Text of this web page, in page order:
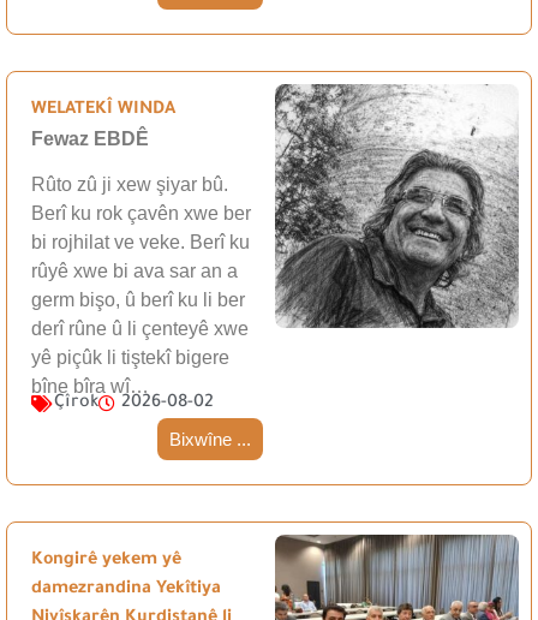
WELATEKÎ WINDA
Fewaz EBDÊ
Rûto zû ji xew şiyar bû.
Berî ku rok çavên xwe ber
bi rojhilat ve veke. Berî ku
rûyê xwe bi ava sar an a
germ bişo, û berî ku li ber
derî rûne û li çenteyê xwe
yê piçûk li tiştekî bigere
bîne bîra wî…
Çîrok 2026-08-02
Bixwîne ...
Kongirê yekem yê
damezrandina Yekîtiya